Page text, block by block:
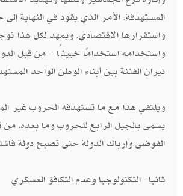
المستهدفة، الأمر الذي يقود في النهاية
واستقرارها الاقتصادي. ويمهد لكل هذا
واستخدامه استخدامًا خبيثًا - من قبل
نيران الفتنة بين أبناء الوطن الواحد
ويلتقي هذا مع ما تستهدفه الحروب غير
يسمى بالجيل الرابع للحروب وما بعده، من
الفوضى وإرباك الدولة حتى تصبح دولة
ثانيا- التكنولوجيا وعدم التكافؤ العسكري